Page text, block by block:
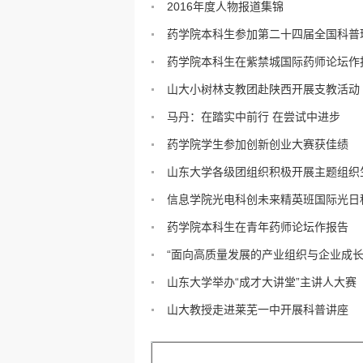
2016年度人物报道集锦
药学院本科生参加第二十四届全国科普
药学院本科生在紫禁城国际药师论坛作
山大小树林支教团赴陕西开展支教活动
马丹：在踏实中前行 在尝试中进步
药学院学生参加创新创业大赛获佳绩
山东大学各级团组织积极开展主题组织
信息学院光电科创未来精英班国际光日
药学院本科生在青年药师论坛作报告
“面向高质量发展的产业组织与企业成长
山东大学举办“成才大讲堂”主讲人大赛
山大教授走进莱芜一中开展科普讲座